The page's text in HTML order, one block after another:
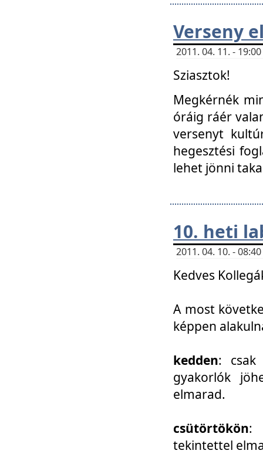
Verseny
2011. 04. 11. -
Sziasztok!
Megkérnék
óráig ráér
versenyt
hegesztési
lehet jönni
10. heti
2011. 04. 10. -
Kedves
A most
képpen
kedden: csak
gyakorlók
elmarad.
csütörtökön:
tekintettel